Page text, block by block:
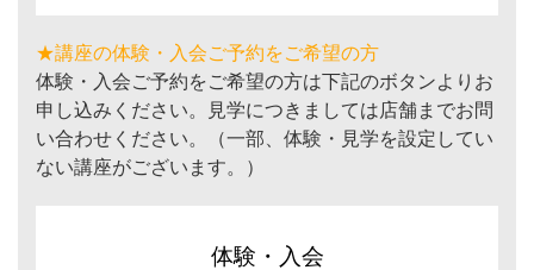
★講座の体験・入会ご予約をご希望の方
体験・入会ご予約をご希望の方は下記のボタンよりお
申し込みください。見学につきましては店舗までお問
い合わせください。（一部、体験・見学を設定してい
ない講座がございます。）
体験・入会